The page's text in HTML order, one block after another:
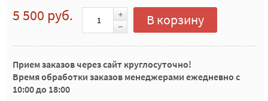
5 500 руб. В корзину
Прием заказов через сайт круглосуточно!
Время обработки заказов менеджерами ежедневно с
10:00 до 18:00